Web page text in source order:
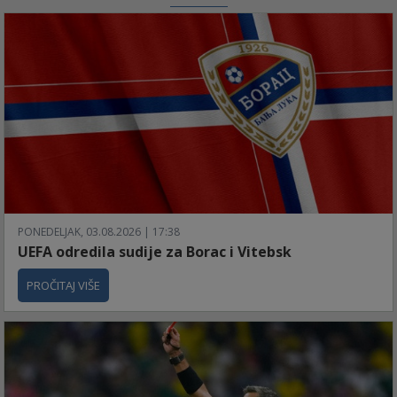
PONEDELJAK, 03.08.2026 | 17:38
UEFA odredila sudije za Borac i Vitebsk
PROČITAJ VIŠE